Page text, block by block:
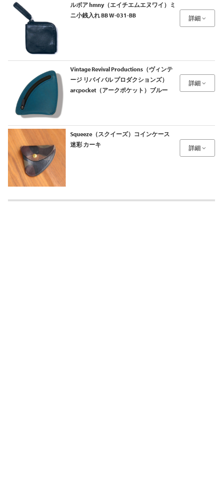
ルボア hmny（エイチエムエヌワイ）ミ
ニ小銭入れ BB W-031-BB
詳細
Vintage Revival Productions（ヴィンテ
ージ リバイバル プロダクションズ）
arcpocket（アークポケット）ブルー
詳細
Squeeze（スクイーズ）コインケース
迷彩 カーキ
詳細